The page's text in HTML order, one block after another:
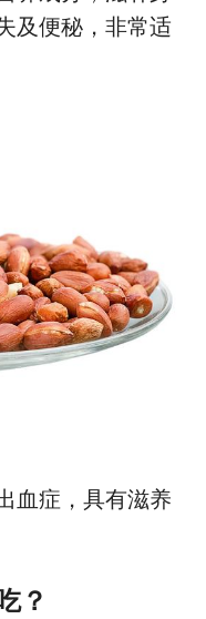
及便秘，非常适
血症，具有滋养
？